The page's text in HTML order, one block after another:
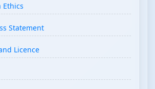
Ethics
Statement
Licence